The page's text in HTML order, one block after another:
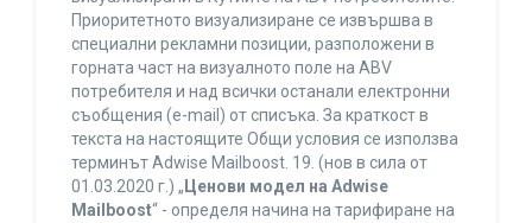
Приоритетното визуализиране се извършва в
специални рекламни позиции, разположени в
горната част на визуалното поле на ABV
потребителя и над всички останали електронни
съобщения (e-mail) от списъка. За краткост в
текста на настоящите Общи условия се използва
терминът Adwise Mailboost. 19. (нов в сила от
01.03.2020 г.) „ Ценови модел на Adwise
Mailboost“ - определя начина на тарифиране на